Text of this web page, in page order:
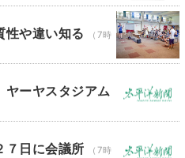
や違い知る
（7時
ーヤスタジアム
日に会議所
（7時